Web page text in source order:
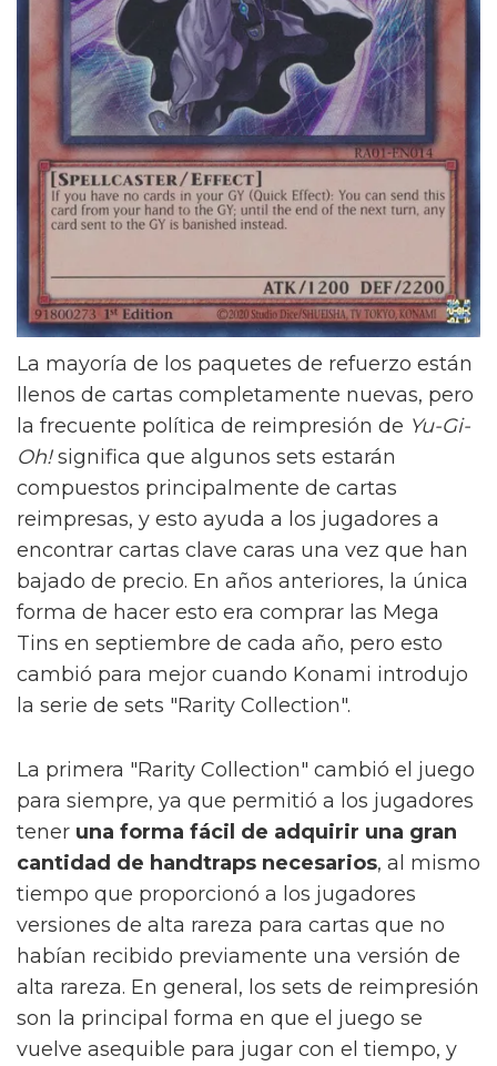
La mayoría de los paquetes de refuerzo están
llenos de cartas completamente nuevas, pero
la frecuente política de reimpresión de Yu-Gi-
Oh!significa que algunos sets estarán
compuestos principalmente de cartas
reimpresas, y esto ayuda a los jugadores a
encontrar cartas clave caras una vez que han
bajado de precio. En años anteriores, la única
forma de hacer esto era comprar las Mega
Tins en septiembre de cada año, pero esto
cambió para mejor cuando Konami introdujo
la serie de sets "Rarity Collection".
La primera "Rarity Collection" cambió el juego
para siempre, ya que permitió a los jugadores
tener una forma fácil de adquirir una gran
cantidad de handtraps necesarios, al mismo
tiempo que proporcionó a los jugadores
versiones de alta rareza para cartas que no
habían recibido previamente una versión de
alta rareza. En general, los sets de reimpresión
son la principal forma en que el juego se
vuelve asequible para jugar con el tiempo, y